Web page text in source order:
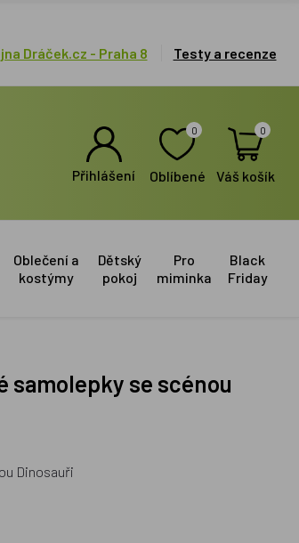
Dráček.cz - Praha 8 Testy a recenze
Přihlášení
0
Oblíbené
0
Váš košík
Oblečení a
kostýmy
Dětský
pokoj
Pro
miminka
Black
Friday
Dinosauři